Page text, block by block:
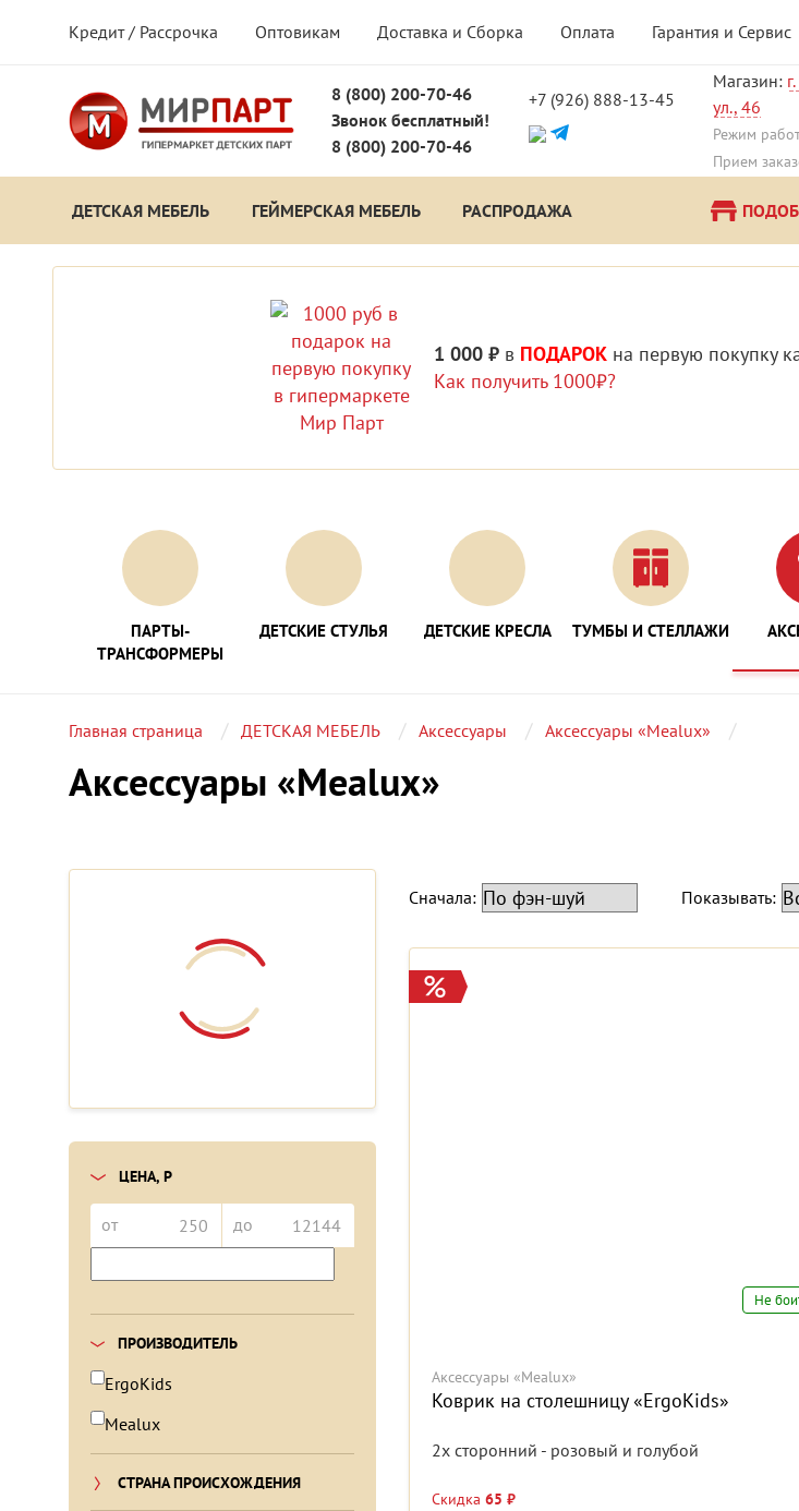
Кредит / Рассрочка Оптовикам Доставка и Сборка Оплата Гарантия и Сервис
8 (800) 200-70-46
Звонок бесплатный!
8 (800) 200-70-46
+7 (926) 888-13-45
Магазин:
ул., 46
Режим
Прием
ДЕТСКАЯ МЕБЕЛЬ ГЕЙМЕРСКАЯ МЕБЕЛЬ РАСПРОДАЖА
1 000 ₽ в ПОДАРОК на первую покупку
Как получить 1000₽?
ПАРТЫ-
ТРАНСФОРМЕРЫ
ДЕТСКИЕ СТУЛЬЯ ДЕТСКИЕ КРЕСЛА ТУМБЫ И СТЕЛЛАЖИ
Главная страница ДЕТСКАЯ МЕБЕЛЬ Аксессуары Аксессуары «Mealux»
Аксессуары «Mealux»
ЦЕНА, Р
от до
ПРОИЗВОДИТЕЛЬ
ErgoKids
Mealux
СТРАНА ПРОИСХОЖДЕНИЯ
Сначала: Показывать:
Не
Аксессуары «Mealux»
Коврик на столешницу «ErgoKids»
2х сторонний - розовый и голубой
Скидка 65 ₽